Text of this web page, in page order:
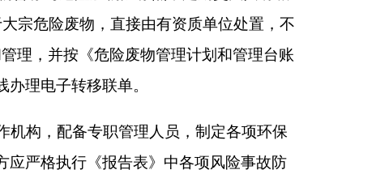
项目环境保护“三同
”及自主验收监管。